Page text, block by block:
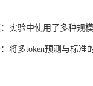
实验中使用了多种规
将多token预测与标准